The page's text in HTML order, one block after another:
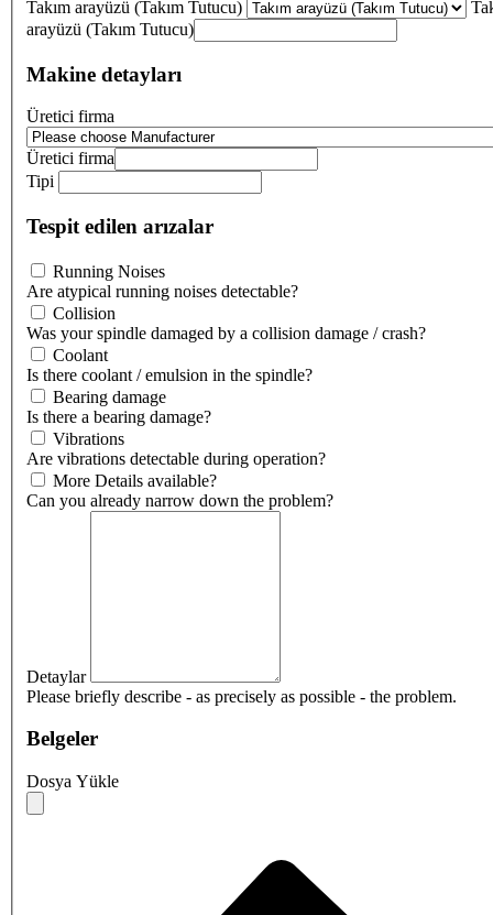
Takım arayüzü (Takım Tutucu)
arayüzü (Takım Tutucu)
Makine detayları
Üretici firma
Üretici firma
Tipi
Tespit edilen arızalar
Running Noises
Are atypical running noises detectable?
Collision
Was your spindle damaged by a collision damage / crash?
Coolant
Is there coolant / emulsion in the spindle?
Bearing damage
Is there a bearing damage?
Vibrations
Are vibrations detectable during operation?
More Details available?
Can you already narrow down the problem?
Detaylar
Please briefly describe - as precisely as possible - the problem.
Belgeler
Dosya Yükle